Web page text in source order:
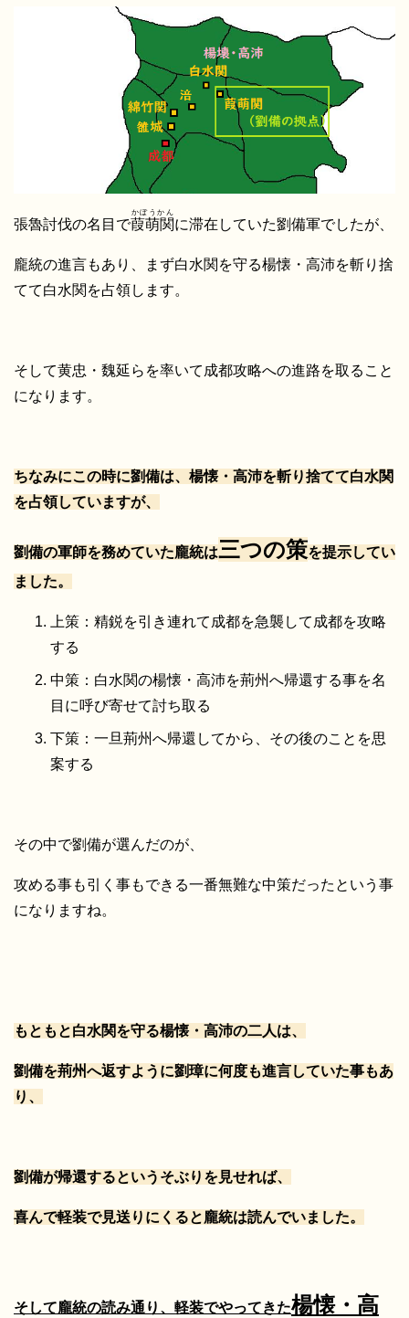
張魯討伐の名目で葭萌関
かぼうかん
に滞在していた劉備軍でしたが、
龐統の進言もあり、まず白水関を守る楊懐・高沛を斬り捨
てて白水関を占領します。
そして黄忠・魏延らを率いて成都攻略への進路を取ること
になります。
ちなみにこの時に劉備は、楊懐・高沛を斬り捨てて白水関
を占領していますが、
劉備の軍師を務めていた龐統は三つの策を提示してい
ました。
上策：精鋭を引き連れて成都を急襲して成都を攻略
する
中策：白水関の楊懐・高沛を荊州へ帰還する事を名
目に呼び寄せて討ち取る
下策：一旦荊州へ帰還してから、その後のことを思
案する
その中で劉備が選んだのが、
攻める事も引く事もできる一番無難な中策だったという事
になりますね。
もともと白水関を守る楊懐・高沛の二人は、
劉備を荊州へ返すように劉璋に何度も進言していた事もあ
り、
劉備が帰還するというそぶりを見せれば、
喜んで軽装で見送りにくると龐統は読んでいました。
そして龐統の読み通り、軽装でやってきた楊懐・高